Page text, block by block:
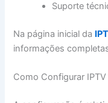
Suporte
Na página inicial da
informações
Como Configurar